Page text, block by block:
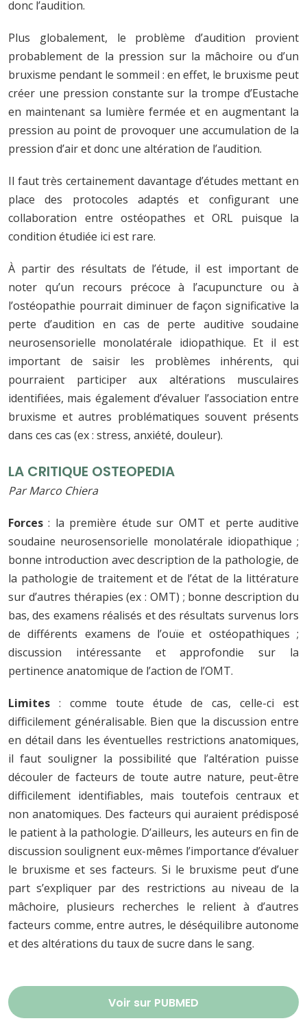
donc l’audition.
Plus globalement, le problème d’audition provient
probablement de la pression sur la mâchoire ou d’un
bruxisme pendant le sommeil : en effet, le bruxisme peut
créer une pression constante sur la trompe d’Eustache
en maintenant sa lumière fermée et en augmentant la
pression au point de provoquer une accumulation de la
pression d’air et donc une altération de l’audition.
Il faut très certainement davantage d’études mettant en
place des protocoles adaptés et configurant une
collaboration entre ostéopathes et ORL puisque la
condition étudiée ici est rare.
À partir des résultats de l’étude, il est important de
noter qu’un recours précoce à l’acupuncture ou à
l’ostéopathie pourrait diminuer de façon significative la
perte d’audition en cas de perte auditive soudaine
neurosensorielle monolatérale idiopathique. Et il est
important de saisir les problèmes inhérents, qui
pourraient participer aux altérations musculaires
identifiées, mais également d’évaluer l’association entre
bruxisme et autres problématiques souvent présents
dans ces cas (ex : stress, anxiété, douleur).
LA CRITIQUE OSTEOPEDIA
Par Marco Chiera
Forces: la première étude sur OMT et perte auditive
soudaine neurosensorielle monolatérale idiopathique ;
bonne introduction avec description de la pathologie, de
la pathologie de traitement et de l’état de la littérature
sur d’autres thérapies (ex : OMT) ; bonne description du
bas, des examens réalisés et des résultats survenus lors
de différents examens de l’ouïe et ostéopathiques ;
discussion intéressante et approfondie sur la
pertinence anatomique de l’action de l’OMT.
Limites : comme toute étude de cas, celle-ci est
difficilement généralisable. Bien que la discussion entre
en détail dans les éventuelles restrictions anatomiques,
il faut souligner la possibilité que l’altération puisse
découler de facteurs de toute autre nature, peut-être
difficilement identifiables, mais toutefois centraux et
non anatomiques. Des facteurs qui auraient prédisposé
le patient à la pathologie. D’ailleurs, les auteurs en fin de
discussion soulignent eux-mêmes l’importance d’évaluer
le bruxisme et ses facteurs. Si le bruxisme peut d’une
part s’expliquer par des restrictions au niveau de la
mâchoire, plusieurs recherches le relient à d’autres
facteurs comme, entre autres, le déséquilibre autonome
et des altérations du taux de sucre dans le sang.
Voir sur PUBMED